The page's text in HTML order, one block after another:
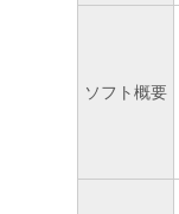
ソフト概要